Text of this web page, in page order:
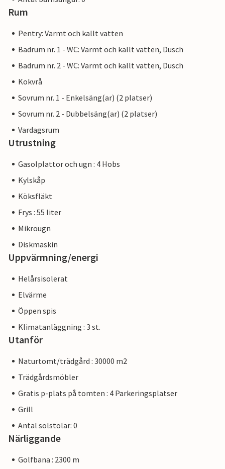
Rum
Pentry: Varmt och kallt vatten
Badrum nr. 1 - WC: Varmt och kallt vatten, Dusch
Badrum nr. 2 - WC: Varmt och kallt vatten, Dusch
Kokvrå
Sovrum nr. 1 - Enkelsäng(ar) (2 platser)
Sovrum nr. 2 - Dubbelsäng(ar) (2 platser)
Vardagsrum
Utrustning
Gasolplattor och ugn : 4 Hobs
Kylskåp
Köksfläkt
Frys : 55 liter
Mikrougn
Diskmaskin
Uppvärmning/energi
Helårsisolerat
Elvärme
Öppen spis
Klimatanläggning : 3 st.
Utanför
Naturtomt/trädgård : 30000 m2
Trädgårdsmöbler
Gratis p-plats på tomten : 4 Parkeringsplatser
Grill
Antal solstolar: 0
Närliggande
Golfbana : 2300 m